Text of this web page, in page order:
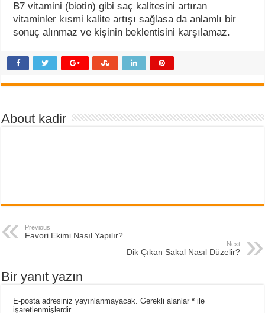
B7 vitamini (biotin) gibi saç kalitesini artıran
vitaminler kısmi kalite artışı sağlasa da anlamlı bir
sonuç alınmaz ve kişinin beklentisini karşılamaz.
About kadir
Previous
Favori Ekimi Nasıl Yapılır?
Next
Dik Çıkan Sakal Nasıl Düzelir?
Bir yanıt yazın
E-posta adresiniz yayınlanmayacak. Gerekli alanlar* ile
işaretlenmişlerdir